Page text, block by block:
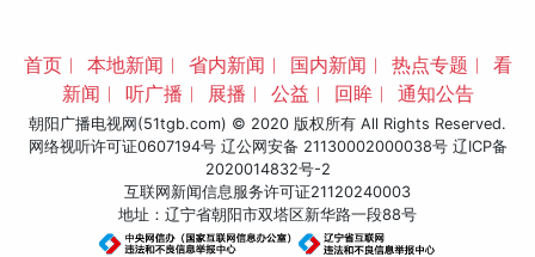
首页︱ 本地新闻 ︱ 省内新闻 ︱ 国内新闻 ︱ 热点专题 ︱ 看
新闻 ︱ 听广播 ︱ 展播 ︱ 公益 ︱ 回眸︱ 通知公告
朝阳广播电视网(51tgb.com) © 2020 版权所有 All Rights Reserved.
网络视听许可证0607194号 辽公网安备 21130002000038号 辽ICP备
2020014832号-2
互联网新闻信息服务许可证21120240003
地址：辽宁省朝阳市双塔区新华路一段88号